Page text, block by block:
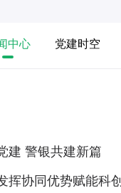
中心 党建时空
建 警银共建新篇
挥协同优势赋能科